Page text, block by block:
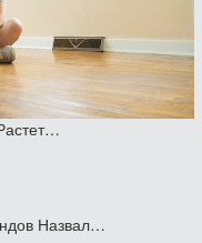
Назвал…